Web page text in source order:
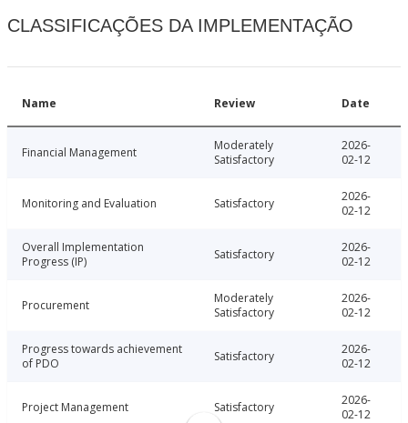
CLASSIFICAÇÕES DA IMPLEMENTAÇÃO
Name Review Date
Financial Management
Moderately
Satisfactory
2026-
02-12
Monitoring and Evaluation Satisfactory
2026-
02-12
Overall Implementation
Progress (IP)
Satisfactory
2026-
02-12
Procurement
Moderately
Satisfactory
2026-
02-12
Progress towards achievement
of PDO
Satisfactory
2026-
02-12
Project Management Satisfactory
2026-
02-12